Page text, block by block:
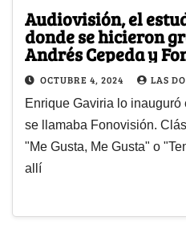
Audiovisión, el
donde se hicieron
Andrés Cepeda y
OCTUBRE 4, 2024 LAS
Enrique Gaviria lo
se llamaba Fonovisión.
"Me Gusta, Me Gusta" o
allí